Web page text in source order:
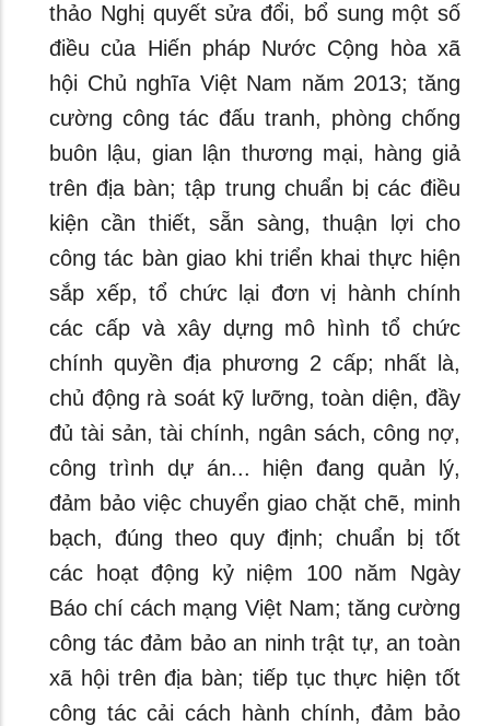
thảo Nghị quyết sửa đổi, bổ sung một số
điều của Hiến pháp Nước Cộng hòa xã
hội Chủ nghĩa Việt Nam năm 2013; tăng
cường công tác đấu tranh, phòng chống
buôn lậu, gian lận thương mại, hàng giả
trên địa bàn; tập trung chuẩn bị các điều
kiện cần thiết, sẵn sàng, thuận lợi cho
công tác bàn giao khi triển khai thực hiện
sắp xếp, tổ chức lại đơn vị hành chính
các cấp và xây dựng mô hình tổ chức
chính quyền địa phương 2 cấp; nhất là,
chủ động rà soát kỹ lưỡng, toàn diện, đầy
đủ tài sản, tài chính, ngân sách, công nợ,
công trình dự án... hiện đang quản lý,
đảm bảo việc chuyển giao chặt chẽ, minh
bạch, đúng theo quy định; chuẩn bị tốt
các hoạt động kỷ niệm 100 năm Ngày
Báo chí cách mạng Việt Nam; tăng cường
công tác đảm bảo an ninh trật tự, an toàn
xã hội trên địa bàn; tiếp tục thực hiện tốt
công tác cải cách hành chính, đảm bảo